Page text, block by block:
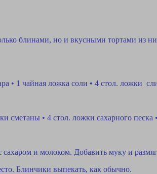
блинами, но и вкусными тортами из
• 1 чайная ложка соли • 4 стол. ложки
сметаны • 4 стол. ложки сахарного
и молоком. Добавить муку и
Блинчики выпекать, как обычно.